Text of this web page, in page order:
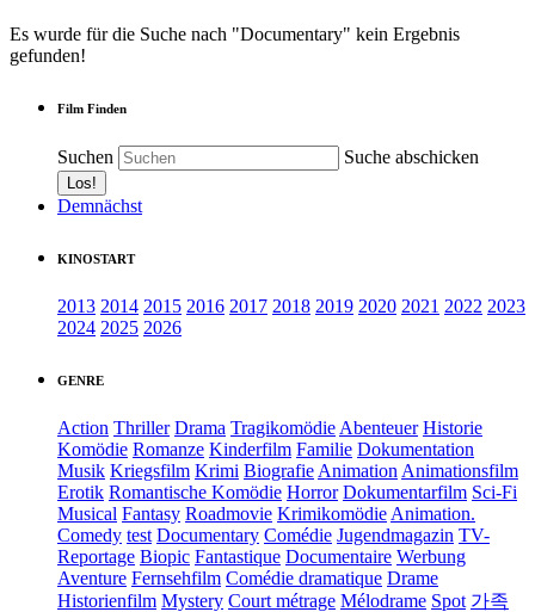
Es wurde für die Suche nach "Documentary" kein Ergebnis
gefunden!
Film Finden
Suchen Suche abschicken
Demnächst
KINOSTART
2013 2014 2015 2016 2017 2018 2019 2020 2021 2022 2023
2024 2025 2026
GENRE
Action Thriller Drama Tragikomödie Abenteuer Historie
Komödie Romanze Kinderfilm Familie Dokumentation
Musik Kriegsfilm Krimi Biografie Animation Animationsfilm
Erotik Romantische Komödie Horror Dokumentarfilm Sci-Fi
Musical Fantasy Roadmovie Krimikomödie Animation.
Comedy test Documentary Comédie Jugendmagazin TV-
Reportage Biopic Fantastique Documentaire Werbung
Aventure Fernsehfilm Comédie dramatique Drame
Historienfilm Mystery Court métrage Mélodrame Spot 가족